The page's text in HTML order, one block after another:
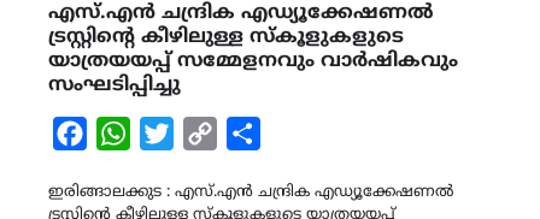
എസ്.എൻ ചന്ദ്രിക എഡ്യൂക്കേഷണൽ
ട്രസ്റ്റിന്റെ കീഴിലുള്ള സ്കൂളുകളുടെ
യാത്രയയപ്പ് സമ്മേളനവും വാർഷികവും
സംഘടിപ്പിച്ചു
FacebookWhatsAppTwitterCopy
ഇരിങ്ങാലക്കുട : എസ്.എൻ ചന്ദ്രിക എഡ്യൂക്കേഷണൽ